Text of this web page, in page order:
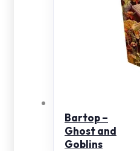
Bartop –
Ghost and
Goblins